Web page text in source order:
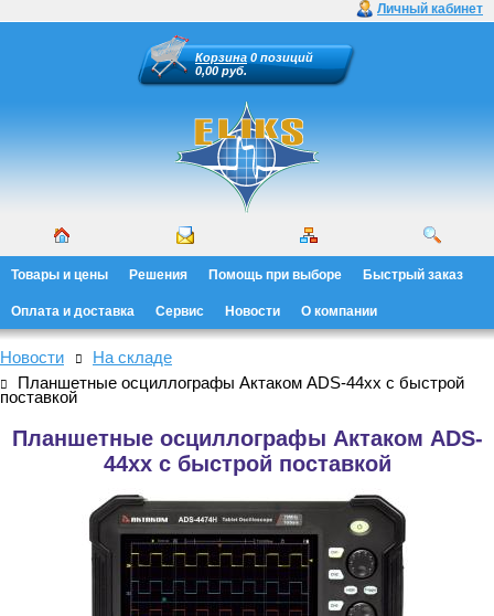
Личный кабинет
Корзина 0 позиций
0,00 руб.
Товары и цены Решения Помощь при выборе Быстрый заказ
Оплата и доставка Сервис Новости О компании
Новости
На складе
Планшетные осциллографы Актаком ADS-44xx с быстрой
поставкой
Планшетные осциллографы Актаком ADS-
44xx с быстрой поставкой